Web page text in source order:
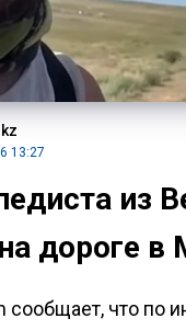
13:27
из
дороге в
сообщает, что по